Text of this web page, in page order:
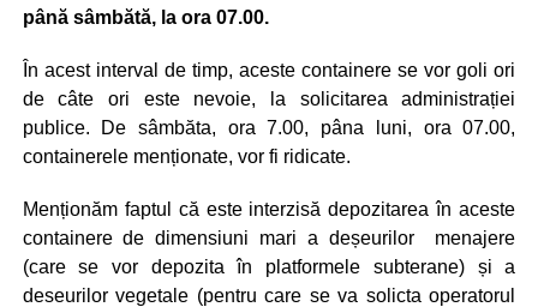
până sâmbătă, la ora 07.00.
În acest interval de timp, aceste containere se vor goli ori
de câte ori este nevoie, la solicitarea administrației
publice. De sâmbăta, ora 7.00, pâna luni, ora 07.00,
containerele menționate, vor fi ridicate.
Menționăm faptul că este interzisă depozitarea în aceste
containere de dimensiuni mari a deșeurilor menajere
(care se vor depozita în platformele subterane) și a
deseurilor vegetale (pentru care se va solicta operatorul